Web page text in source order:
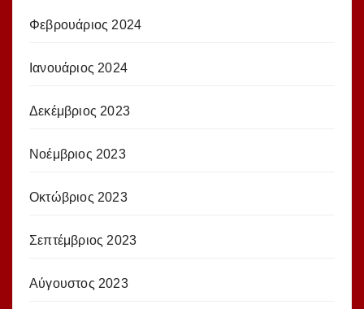
Φεβρουάριος 2024
Ιανουάριος 2024
Δεκέμβριος 2023
Νοέμβριος 2023
Οκτώβριος 2023
Σεπτέμβριος 2023
Αύγουστος 2023